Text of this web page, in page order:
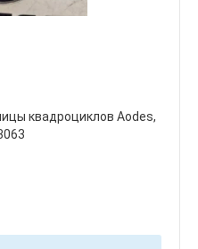
квадроциклов Aodes,